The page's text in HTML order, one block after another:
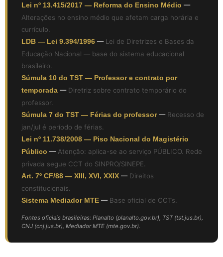
Lei nº 13.415/2017 — Reforma do Ensino Médio —
Alterações no ensino médio que afetam carga horária e
currículo.
LDB — Lei 9.394/1996 — Lei de Diretrizes e Bases da
Educação Nacional — base do sistema educacional
brasileiro.
Súmula 10 do TST — Professor e contrato por
temporada — Diretriz sobre contrato temporário do
professor.
Súmula 7 do TST — Férias do professor— Recesso de
jan/jul é período de férias.
Lei nº 11.738/2008 — Piso Nacional do Magistério
Público — Atenção: aplica-se ao serviço PÚBLICO. Rede
privada segue CCT do SINPRO/SINEPE.
Art. 7º CF/88 — XIII, XVI, XXIX — Direitos
constitucionais.
Sistema Mediador MTE — Base oficial de CCTs.
Fontes oficiais brasileiras: Planalto (planalto.gov.br), TST (tst.jus.br),
CNJ (cnj.jus.br), Mediador MTE (mte.gov.br).